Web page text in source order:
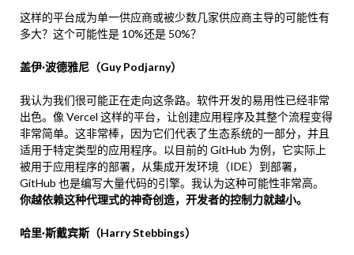
这样的平台成为单一供应商或被少数几家供应商主导的可能性有
多大？这个可能性是 10%还是 50%？
盖伊·波德雅尼（Guy Podjarny）
我认为我们很可能正在走向这条路。软件开发的易用性已经非常
出色。像 Vercel 这样的平台，让创建应用程序及其整个流程变得
非常简单。这非常棒，因为它们代表了生态系统的一部分，并且
适用于特定类型的应用程序。以目前的 GitHub 为例，它实际上
被用于应用程序的部署，从集成开发环境（IDE）到部署，
GitHub 也是编写大量代码的引擎。我认为这种可能性非常高。
你越依赖这种代理式的神奇创造，开发者的控制力就越小。
哈里·斯戴宾斯（Harry Stebbings）